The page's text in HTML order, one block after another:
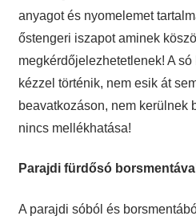
anyagot és nyomelemet
őstengeri iszapot aminek
megkérdőjelezhetetlenek! A
kézzel történik, nem esik át
beavatkozáson, nem kerülnek
nincs mellékhatása!
Parajdi fürdősó
A parajdi sóból és